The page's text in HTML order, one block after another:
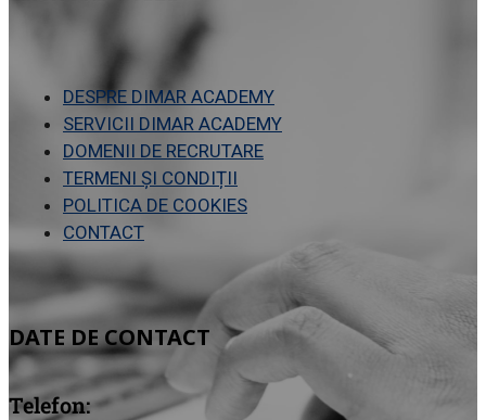
DESPRE DIMAR ACADEMY
SERVICII DIMAR ACADEMY
DOMENII DE RECRUTARE
TERMENI ȘI CONDIȚII
POLITICA DE COOKIES
CONTACT
DATE DE CONTACT
Telefon: